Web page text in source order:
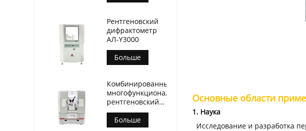
Основные области
1. Наука
Исследование и разработка
Рентгеновский
дифрактометр
АЛ-Y3000
Больше
Комбинированный
многофункциональный
рентгеновский
дифрактометр
АЛ-Y3500
Больше